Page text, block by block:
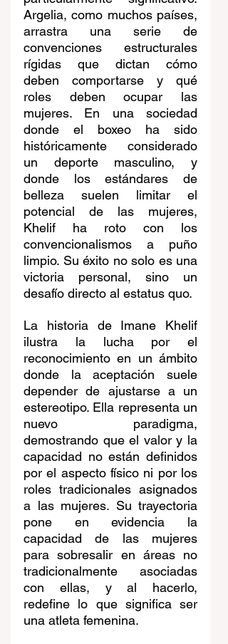
Argelia, como muchos países,
arrastra una serie de
convenciones estructurales
rígidas que dictan cómo
deben comportarse y qué
roles deben ocupar las
mujeres. En una sociedad
donde el boxeo ha sido
históricamente considerado
un deporte masculino, y
donde los estándares de
belleza suelen limitar el
potencial de las mujeres,
Khelif ha roto con los
convencionalismos a puño
limpio. Su éxito no solo es una
victoria personal, sino un
desafío directo al estatus quo.
La historia de Imane Khelif
ilustra la lucha por el
reconocimiento en un ámbito
donde la aceptación suele
depender de ajustarse a un
estereotipo. Ella representa un
nuevo paradigma,
demostrando que el valor y la
capacidad no están definidos
por el aspecto físico ni por los
roles tradicionales asignados
a las mujeres. Su trayectoria
pone en evidencia la
capacidad de las mujeres
para sobresalir en áreas no
tradicionalmente asociadas
con ellas, y al hacerlo,
redefine lo que significa ser
una atleta femenina.